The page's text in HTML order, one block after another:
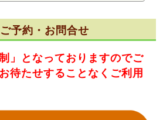
予約・お問合せ
」
となっておりますのでご
待たせすることなくご利用